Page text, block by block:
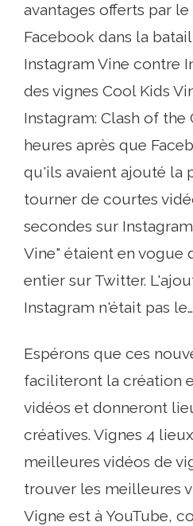
avantages offerts par
Facebook dans la
Instagram Vine contre
des vignes Cool Kids
Instagram: Clash of the
heures après que
qu'ils avaient ajouté la
tourner de courtes
secondes sur
Vine" étaient en vogue
entier sur Twitter.
Instagram n'était pas
Espérons que ces
faciliteront la création
vidéos et donneront
créatives. Vignes 4
meilleures vidéos de
trouver les meilleures
Vigne est à YouTube,